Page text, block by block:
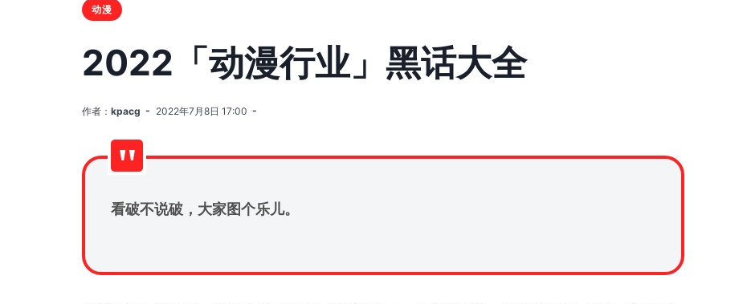
动漫
2022「动漫行业」黑话大全
作者： kpacg 2022年7月8日 17:00
看破不说破，大家图个乐儿。